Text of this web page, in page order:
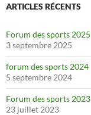
ARTICLES RÉCENTS
Forum des sports 2025
3 septembre 2025
forum des sports 2024
5 septembre 2024
Forum des sports 2023
23 juillet 2023